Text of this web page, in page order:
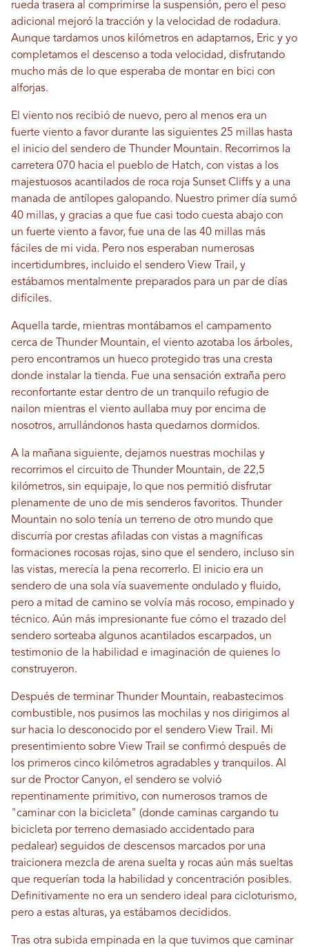
rueda trasera al comprimirse la suspensión, pero el peso
adicional mejoró la tracción y la velocidad de rodadura.
Aunque tardamos unos kilómetros en adaptarnos, Eric y yo
completamos el descenso a toda velocidad, disfrutando
mucho más de lo que esperaba de montar en bici con
alforjas.
El viento nos recibió de nuevo, pero al menos era un
fuerte viento a favor durante las siguientes 25 millas hasta
el inicio del sendero de Thunder Mountain. Recorrimos la
carretera 070 hacia el pueblo de Hatch, con vistas a los
majestuosos acantilados de roca roja Sunset Cliffs y a una
manada de antílopes galopando. Nuestro primer día sumó
40 millas, y gracias a que fue casi todo cuesta abajo con
un fuerte viento a favor, fue una de las 40 millas más
fáciles de mi vida. Pero nos esperaban numerosas
incertidumbres, incluido el sendero View Trail, y
estábamos mentalmente preparados para un par de días
difíciles.
Aquella tarde, mientras montábamos el campamento
cerca de Thunder Mountain, el viento azotaba los árboles,
pero encontramos un hueco protegido tras una cresta
donde instalar la tienda. Fue una sensación extraña pero
reconfortante estar dentro de un tranquilo refugio de
nailon mientras el viento aullaba muy por encima de
nosotros, arrullándonos hasta quedarnos dormidos.
A la mañana siguiente, dejamos nuestras mochilas y
recorrimos el circuito de Thunder Mountain, de 22,5
kilómetros, sin equipaje, lo que nos permitió disfrutar
plenamente de uno de mis senderos favoritos. Thunder
Mountain no solo tenía un terreno de otro mundo que
discurría por crestas afiladas con vistas a magníficas
formaciones rocosas rojas, sino que el sendero, incluso sin
las vistas, merecía la pena recorrerlo. El inicio era un
sendero de una sola vía suavemente ondulado y fluido,
pero a mitad de camino se volvía más rocoso, empinado y
técnico. Aún más impresionante fue cómo el trazado del
sendero sorteaba algunos acantilados escarpados, un
testimonio de la habilidad e imaginación de quienes lo
construyeron.
Después de terminar Thunder Mountain, reabastecimos
combustible, nos pusimos las mochilas y nos dirigimos al
sur hacia lo desconocido por el sendero View Trail. Mi
presentimiento sobre View Trail se confirmó después de
los primeros cinco kilómetros agradables y tranquilos. Al
sur de Proctor Canyon, el sendero se volvió
repentinamente primitivo, con numerosos tramos de
"caminar con la bicicleta" (donde caminas cargando tu
bicicleta por terreno demasiado accidentado para
pedalear) seguidos de descensos marcados por una
traicionera mezcla de arena suelta y rocas aún más sueltas
que requerían toda la habilidad y concentración posibles.
Definitivamente no era un sendero ideal para cicloturismo,
pero a estas alturas, ya estábamos decididos.
Tras otra subida empinada en la que tuvimos que caminar